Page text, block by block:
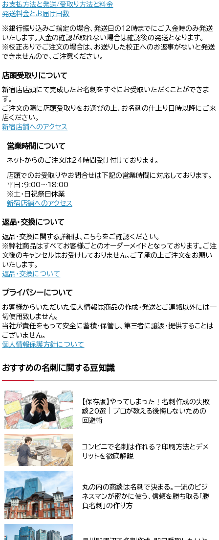
お支払方法と発送/受取り方法と料金
発送料金とお届け日数
※銀行振り込みご指定の場合、発送日の12時までにご入金時のみ発送
いたします。入金の確認が取れない場合は確認後の発送となります。
※校正ありでご注文の場合は、お送りした校正へのお返事がないと発送
できませんので、ご注意ください。
店頭受取りについて
新宿店店頭にて完成したお名刺をすぐにお受取いただくことができま
す。
ご注文の際に店頭受取りをお選びの上、お名刺の仕上り日時以降にご来
店ください。
新宿店舗へのアクセス
営業時間について
ネットからのご注文は24時間受け付けております。
店頭でのお受取りやお問合せは下記の営業時間に対応しております。
平日：9:00〜18:00
※土・日祝祭日休業
新宿店舗へのアクセス
返品・交換について
返品・交換に関する詳細は、こちらをご確認ください。
※弊社商品はすべてお客様ごとのオーダーメイドとなっております。ご注
文後のキャンセルはお受けしておりません。ご了承の上ご注文をお願い
いたします。
返品・交換について
プライバシーについて
お客様からいただいた個人情報は商品の作成・発送とご連絡以外には一
切使用致しません。
当社が責任をもって安全に蓄積・保管し、第三者に譲渡・提供することは
ございません。
個人情報保護方針について
おすすめの名刺に関する豆知識
【保存版】やってしまった！名刺作成の失敗
談20選｜プロが教える後悔しないための
回避術
コンビニで名刺は作れる？印刷方法とデメ
リットを徹底解説
丸の内の商談は名刺で決まる。一流のビジ
ネスマンが密かに使う、信頼を勝ち取る「勝
負名刺」の作り方